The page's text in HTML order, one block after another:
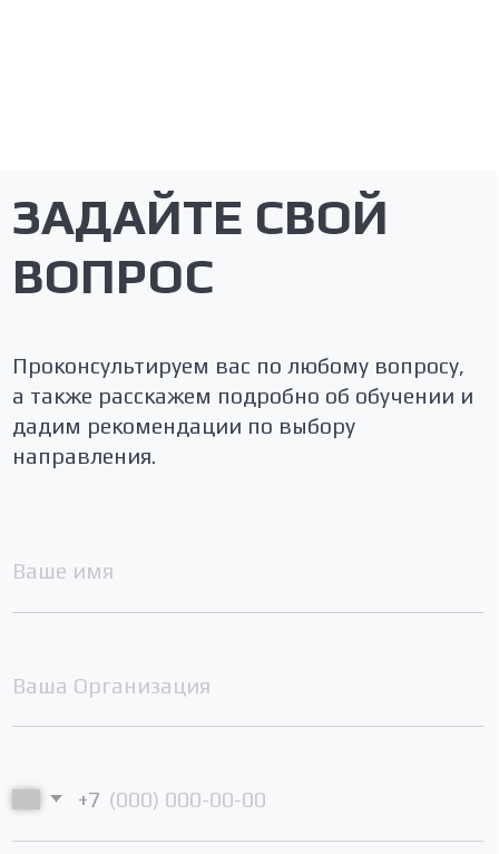
Отправить
строение 1, Э1, пом I, к 31, офис 22
ГЛАВНАЯ
info@tribotest.ru +7 980 152 81 17
ОБРАЗОВАТЕЛЬНОЙ